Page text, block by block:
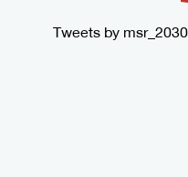
Tweets by msr_2030